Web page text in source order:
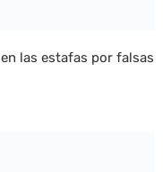
las estafas por falsas